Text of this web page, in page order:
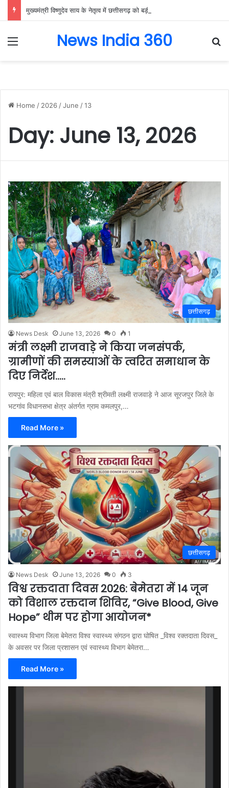
Menu News India 360
Home / 2026 /June /13
Day: June 13, 2026
छत्तीसगढ़
News Desk June 13, 2026 0 1
मंत्री लक्ष्मी राजवाड़े ने किया जनसंपर्क,
ग्रामीणों की समस्याओं के त्वरित समाधान के
दिए निर्देश…..
रायपुर: महिला एवं बाल विकास मंत्री श्रीमती लक्ष्मी राजवाड़े ने आज सूरजपुर जिले के
भटगांव विधानसभा क्षेत्र अंतर्गत ग्राम कमलपुर,…
Read More »
छत्तीसगढ़
News Desk June 13, 2026 0 3
विश्व रक्तदाता दिवस 2026: बेमेतरा में 14 जून
को विशाल रक्तदान शिविर, “Give Blood, Give
Hope” थीम पर होगा आयोजन*
स्वास्थ्य विभाग जिला बेमेतरा विश्व स्वास्थ्य संगठन द्वारा घोषित _विश्व रक्तदाता दिवस_
के अवसर पर जिला प्रशासन एवं स्वास्थ्य विभाग बेमेतरा…
Read More »